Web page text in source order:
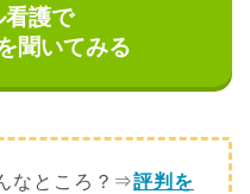
看護で
聞いてみる
なところ？⇒評判を